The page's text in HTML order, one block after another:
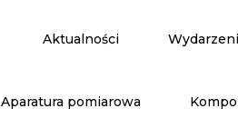
Aktualności
Aparatura pomiarowa